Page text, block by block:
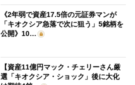
《2年弱で資産17.5倍の元証券マンが
「キオクシア急落で次に狙う」5銘柄を
公開》10…
【資産11億円マック・チェリーさん厳
選「キオクシア・ショック」後に大化